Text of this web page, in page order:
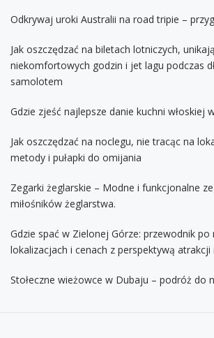
Odkrywaj uroki Australii na road tripie –
Jak oszczędzać na biletach lotniczych,
niekomfortowych godzin i jet lagu podczas
samolotem
Gdzie zjeść najlepsze danie kuchni włoskiej
Jak oszczędzać na noclegu, nie tracąc na
metody i pułapki do omijania
Zegarki żeglarskie – Modne i funkcjonalne
miłośników żeglarstwa.
Gdzie spać w Zielonej Górze: przewodnik po
lokalizacjach i cenach z perspektywą atrakcji
Stołeczne wieżowce w Dubaju – podróż do